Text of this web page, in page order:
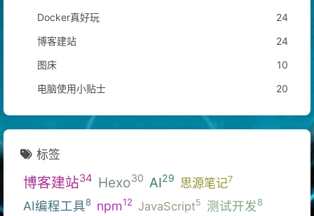
Docker真好玩
24
博客建站
24
图床
10
电脑使用小贴士
20
标签
博客建站34 Hexo30 AI29 思源笔记7
AI编程工具8 npm12 JavaScript5 测试开发8